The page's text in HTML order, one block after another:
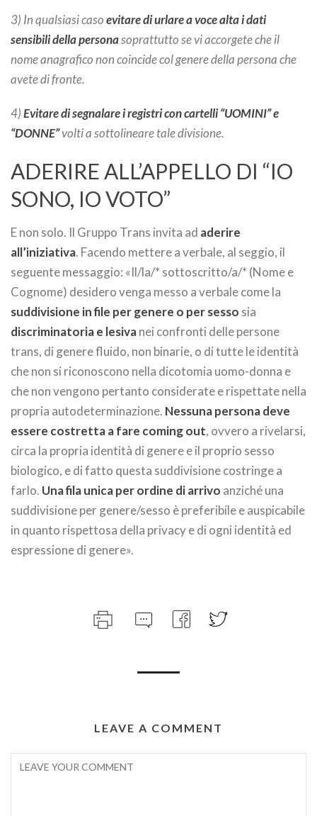
3) In qualsiasi casoevitare di urlare a voce alta i dati
sensibili della personasoprattutto se vi accorgete che il
nome anagrafico non coincide col genere della persona che
avete di fronte.
4)Evitare di segnalare i registri con cartelli “UOMINI” e
“DONNE”volti a sottolineare tale divisione.
ADERIRE ALL’APPELLO DI “IO
SONO, IO VOTO”
E non solo. Il Gruppo Trans invita ad aderire
all’iniziativa. Facendo mettere a verbale, al seggio, il
seguente messaggio: «Il/la/* sottoscritto/a/* (Nome e
Cognome) desidero venga messo a verbale come la
suddivisione in file per genere o per sesso sia
discriminatoria e lesivanei confronti delle persone
trans, di genere fluido, non binarie, o di tutte le identità
che non si riconoscono nella dicotomia uomo-donna e
che non vengono pertanto considerate e rispettate nella
propria autodeterminazione. Nessuna persona deve
essere costretta a fare coming out, ovvero a rivelarsi,
circa la propria identità di genere e il proprio sesso
biologico, e di fatto questa suddivisione costringe a
farlo. Una fila unica per ordine di arrivo anziché una
suddivisione per genere/sesso è preferibile e auspicabile
in quanto rispettosa della privacy e di ogni identità ed
espressione di genere».
LEAVE A COMMENT